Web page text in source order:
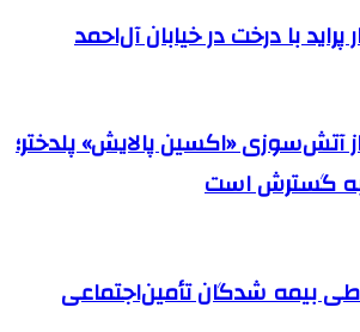
با درخت در خیابان آل‌احمد
آتش‌سوزی «اکسین پالایش» پلدختر؛
گسترش است